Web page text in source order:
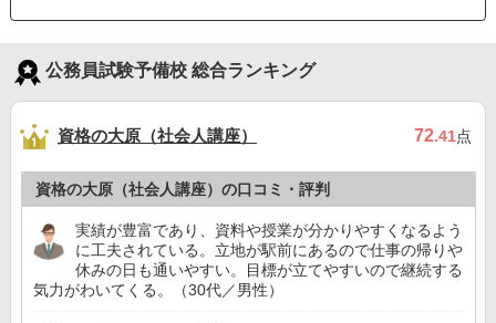
公務員試験予備校 総合ランキング
資格の大原（社会人講座） 72.41点
資格の大原（社会人講座）の口コミ・評判
実績が豊富であり、資料や授業が分かりやすくなるよう
に工夫されている。立地が駅前にあるので仕事の帰りや
休みの日も通いやすい。目標が立てやすいので継続する
気力がわいてくる。（30代／男性）